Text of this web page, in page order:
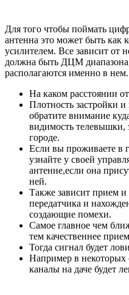
Для того чтобы поймать
антенна это может быть как
усилителем. Все зависит от
должна быть ДЦМ
располагаются именно в нем.
На каком расстоянии
Плотность застройки
обратите внимание
видимость телевышки,
городе.
Если вы проживаете в
узнайте у своей
антенне,если она
ней.
Также зависит прием
передатчика и
создающие помехи.
Самое главное чем
тем качественнее
Тогда сигнал будет
Например в некоторых
каналы на даче будет